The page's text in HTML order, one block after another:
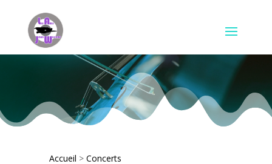
Accueil > Concerts